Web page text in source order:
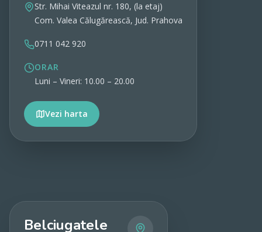
Str. Mihai Viteazul nr. 180, (la etaj)
Com. Valea Călugărească, Jud. Prahova
0711 042 920
ORAR
Luni – Vineri: 10.00 – 20.00
Vezi harta
Vezi detalii
Belciugatele